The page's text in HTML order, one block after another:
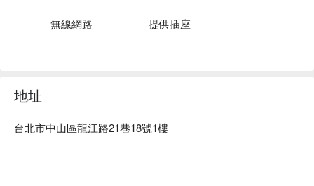
無論是想快速解決一餐或為健身目標努力，這裡最讓人難忘的
無線網路 提供插座
地址
台北市中山區龍江路21巷18號1樓